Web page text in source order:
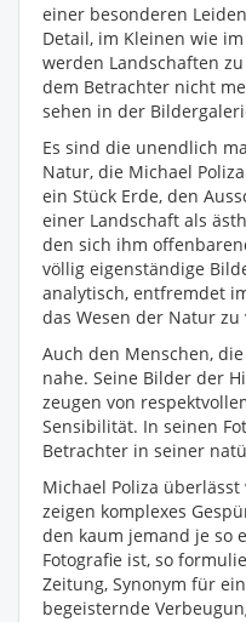
einer besonderen
Detail, im Kleinen wie
werden Landschaften
dem Betrachter nicht
sehen in der
Es sind die unendlich
Natur, die Michael
ein Stück Erde, den
einer Landschaft als
den sich ihm
völlig eigenständige
analytisch, entfremdet
das Wesen der Natur zu
Auch den Menschen,
nahe. Seine Bilder der
zeugen von
Sensibilität. In seinen
Betrachter in seiner
Michael Poliza
zeigen komplexes
den kaum jemand je so
Fotografie ist, so
Zeitung, Synonym für
begeisternde